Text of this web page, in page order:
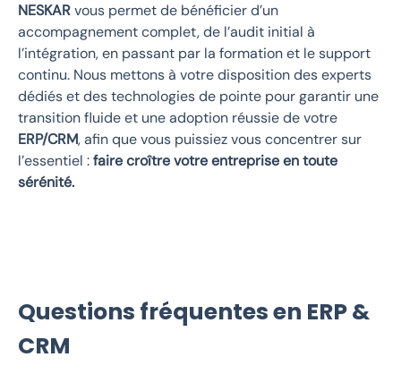
NESKARvous permet de bénéficier d’un
accompagnement complet, de l’audit initial à
l’intégration, en passant par la formation et le support
continu. Nous mettons à votre disposition des experts
dédiés et des technologies de pointe pour garantir une
transition fluide et une adoption réussie de votre
ERP/CRM, afin que vous puissiez vous concentrer sur
l’essentiel :faire croître votre entreprise en toute
sérénité.
Questions fréquentes en ERP &
CRM